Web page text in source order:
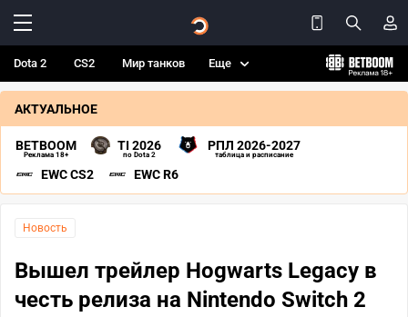
Dota 2 CS2 Мир танков Еще
АКТУАЛЬНОЕ
BETBOOM
Реклама 18+
TI 2026
по Dota 2
РПЛ 2026-2027
таблица и расписание
EWC CS2 EWC R6
Новость
Вышел трейлер Hogwarts Legacy в
честь релиза на Nintendo Switch 2